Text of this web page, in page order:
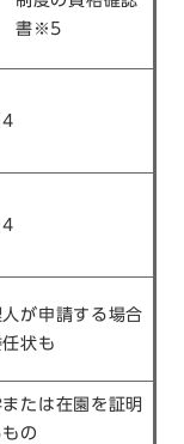
書※5
が申請する場合
状も
たは在園を証明
の